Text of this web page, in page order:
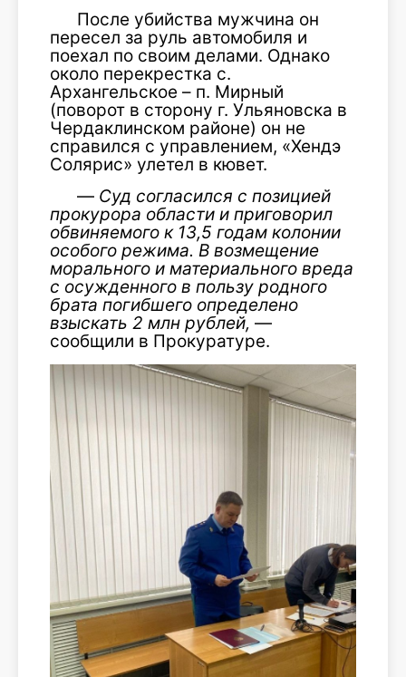
После убийства мужчина он
пересел за руль автомобиля и
поехал по своим делами. Однако
около перекрестка с.
Архангельское – п. Мирный
(поворот в сторону г. Ульяновска в
Чердаклинском районе) он не
справился с управлением, «Хендэ
Солярис» улетел в кювет.
— Суд согласился с позицией
прокурора области и приговорил
обвиняемого к 13,5 годам колонии
особого режима. В возмещение
морального и материального вреда
с осужденного в пользу родного
брата погибшего определено
взыскать 2 млн рублей, —
сообщили в Прокуратуре.